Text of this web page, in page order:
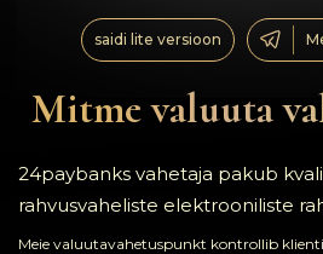
Teenus
Reservid
Partneritele
Tagasiside
Mitme valuuta
saidi lite versioon
24paybanks vahetaja pakub
rahvusvaheliste elektrooniliste
Meie valuutavahetuspunkt kontrollib